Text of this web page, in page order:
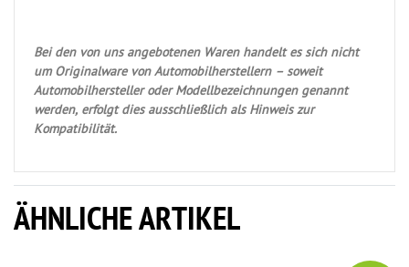
Bei den von uns angebotenen Waren handelt es sich nicht
um Originalware von Automobilherstellern – soweit
Automobilhersteller oder Modellbezeichnungen genannt
werden, erfolgt dies ausschließlich als Hinweis zur
Kompatibilität.
ÄHNLICHE ARTIKEL